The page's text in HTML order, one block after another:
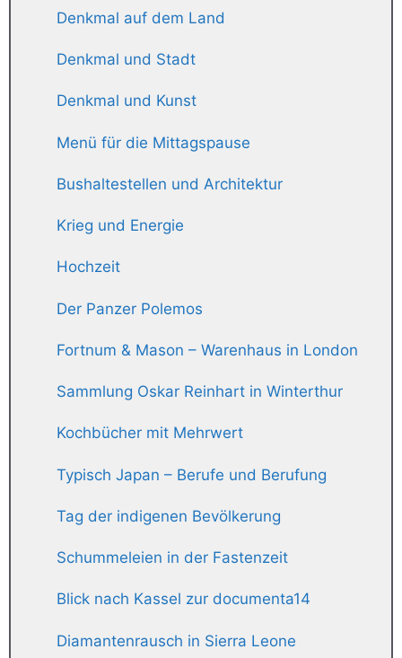
Denkmal auf dem Land
Denkmal und Stadt
Denkmal und Kunst
Menü für die Mittagspause
Bushaltestellen und Architektur
Krieg und Energie
Hochzeit
Der Panzer Polemos
Fortnum & Mason – Warenhaus in London
Sammlung Oskar Reinhart in Winterthur
Kochbücher mit Mehrwert
Typisch Japan – Berufe und Berufung
Tag der indigenen Bevölkerung
Schummeleien in der Fastenzeit
Blick nach Kassel zur documenta14
Diamantenrausch in Sierra Leone